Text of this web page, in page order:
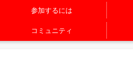
参加するには
コミュニティ